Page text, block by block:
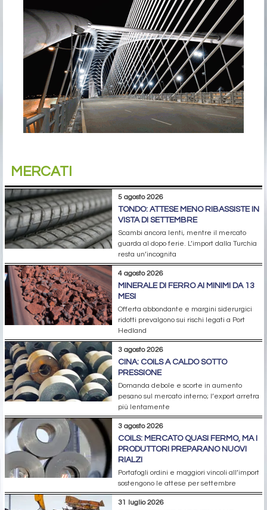
MERCATI
5 agosto 2026
TONDO: ATTESE MENO RIBASSISTE IN
VISTA DI SETTEMBRE
Scambi ancora lenti, mentre il mercato
guarda al dopo ferie. L’import dalla Turchia
resta un’incognita
4 agosto 2026
MINERALE DI FERRO AI MINIMI DA 13
MESI
Offerta abbondante e margini siderurgici
ridotti prevalgono sui rischi legati a Port
Hedland
3 agosto 2026
CINA: COILS A CALDO SOTTO
PRESSIONE
Domanda debole e scorte in aumento
pesano sul mercato interno; l’export arretra
più lentamente
3 agosto 2026
COILS: MERCATO QUASI FERMO, MA I
PRODUTTORI PREPARANO NUOVI
RIALZI
Portafogli ordini e maggiori vincoli all’import
sostengono le attese per settembre
31 luglio 2026